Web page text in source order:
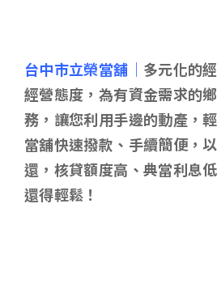
台中市立榮當舖｜ 多元化的
經營態度，為有資金需求的
務，讓您利用手邊的動產，
當舖快速撥款、手續簡便，
還，核貸額度高、典當利息
還得輕鬆！